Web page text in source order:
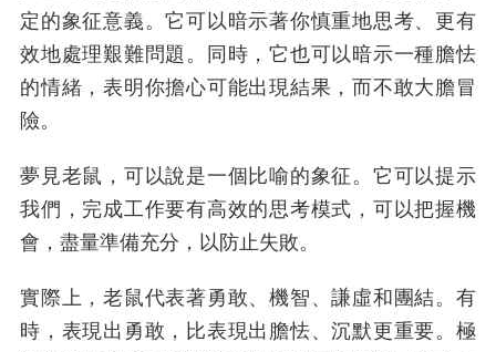
定的象征意義。它可以暗示著你慎重地思考、更有
效地處理艱難問題。同時，它也可以暗示一種膽怯
的情緒，表明你擔心可能出現結果，而不敢大膽冒
險。
夢見老鼠，可以說是一個比喻的象征。它可以提示
我們，完成工作要有高效的思考模式，可以把握機
會，盡量準備充分，以防止失敗。
實際上，老鼠代表著勇敢、機智、謙虛和團結。有
時，表現出勇敢，比表現出膽怯、沉默更重要。極